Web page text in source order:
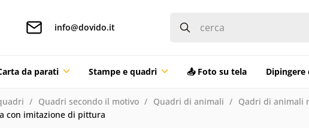
info@dovido.it
da parati Stampe e quadri 📤 Foto su tela
Quadri secondo il motivo Quadri di animali Qadri di animali
con imitazione di pittura